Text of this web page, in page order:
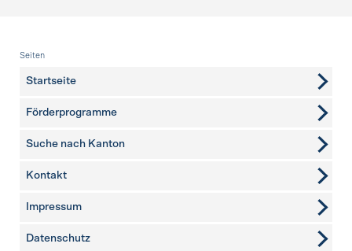
Fusszeile
Seiten
Startseite
Förderprogramme
Suche nach Kanton
weitere Seiten
Kontakt
Impressum
Datenschutz